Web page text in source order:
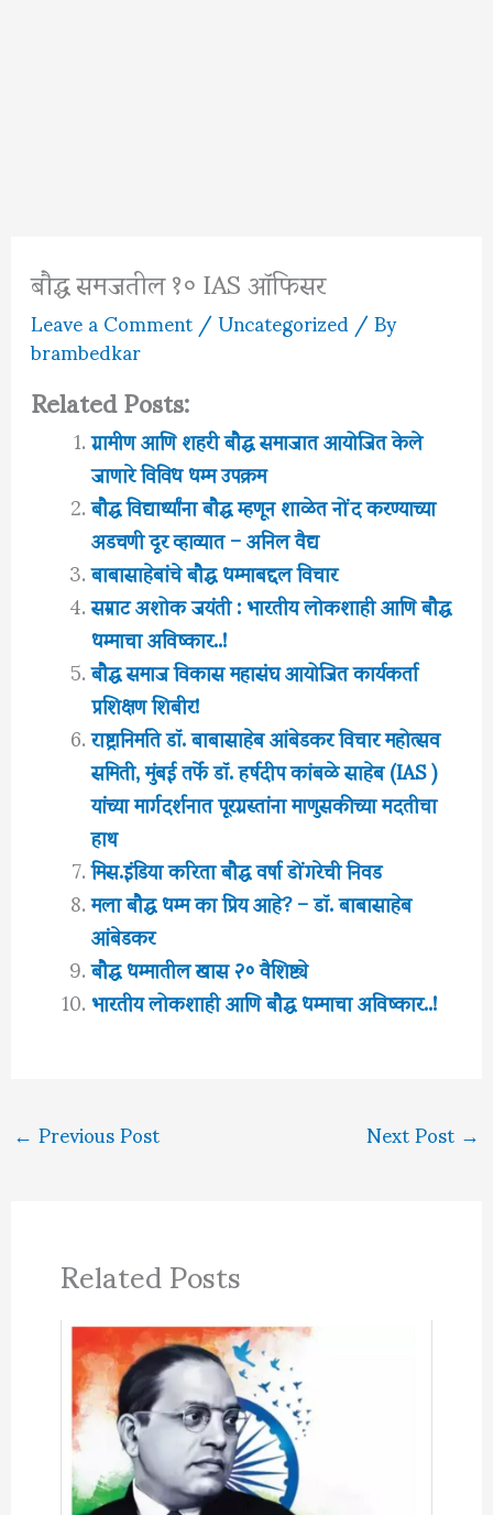
बौद्ध समजतील १० IAS ऑफिसर
Leave a Comment/Uncategorized/ By
brambedkar
Related Posts:
ग्रामीण आणि शहरी बौद्ध समाजात आयोजित केले
जाणारे विविध धम्म उपक्रम
बौद्ध विद्यार्थ्यांना बौद्ध म्हणून शाळेत नोंद करण्याच्या
अडचणी दूर व्हाव्यात – अनिल वैद्य
बाबासाहेबांचे बौद्ध धम्माबद्दल विचार
सम्राट अशोक जयंती : भारतीय लोकशाही आणि बौद्ध
धम्माचा अविष्कार..!
बौद्ध समाज विकास महासंघ आयोजित कार्यकर्ता
प्रशिक्षण शिबीर!
राष्ट्रानिर्माते डॉ. बाबासाहेब आंबेडकर विचार महोत्सव
समिती, मुंबई तर्फे डॉ. हर्षदीप कांबळे साहेब (IAS )
यांच्या मार्गदर्शनात पूरग्रस्तांना माणुसकीच्या मदतीचा
हाथ
मिस.इंडिया करिता बौद्ध वर्षा डोंगरेची निवड
मला बौद्ध धम्म का प्रिय आहे? – डॉ. बाबासाहेब
आंबेडकर
बौद्ध धम्मातील खास २० वैशिष्ट्ये
भारतीय लोकशाही आणि बौद्ध धम्माचा अविष्कार..!
←Previous Post Next Post→
Related Posts